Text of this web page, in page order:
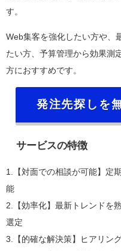
す。
Web集客を強化したい方や、
たい方、 予算管理から効果測
方におすすめです。
発注先探しを
サービスの特徴
1.【対面での相談が可能】定
能
2.【効率化】最新トレンドを
選定
3.【的確な解決策】ヒアリン